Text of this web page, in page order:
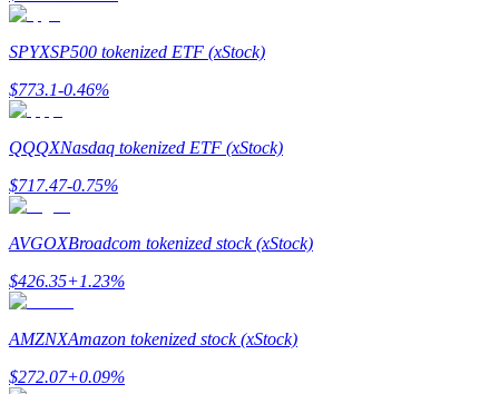
Đối tác Bitrue
SPYXSP500 tokenized ETF (xStock)
$773.1-0.46%
QQQXNasdaq tokenized ETF (xStock)
$717.47-0.75%
AVGOXBroadcom tokenized stock (xStock)
$426.35+1.23%
AMZNXAmazon tokenized stock (xStock)
$272.07+0.09%